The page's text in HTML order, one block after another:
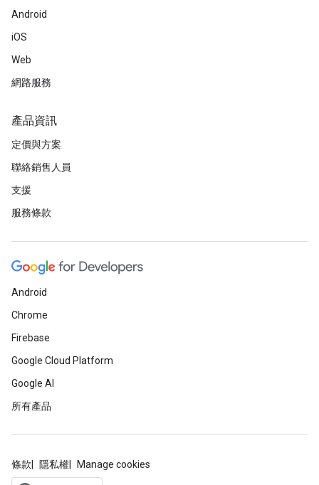
Android
iOS
Web
網路服務
產品資訊
定價與方案
聯絡銷售人員
支援
服務條款
Android
Chrome
Firebase
Google Cloud Platform
Google AI
所有產品
條款 隱私權 Manage cookies